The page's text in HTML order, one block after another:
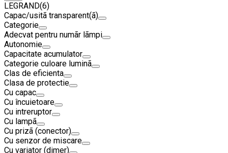
LEGRAND(6)
Capac/usitã transparent(ã)
Categorie
Adecvat pentru numãr lãmpi
Autonomie
Capacitate acumulator
Categorie culoare luminã
Clas de eficienta
Clasa de protectie
Cu capac
Cu încuietoare
Cu intreruptor
Cu lampã
Cu prizã (conector)
Cu senzor de miscare
Cu variator (dimer)